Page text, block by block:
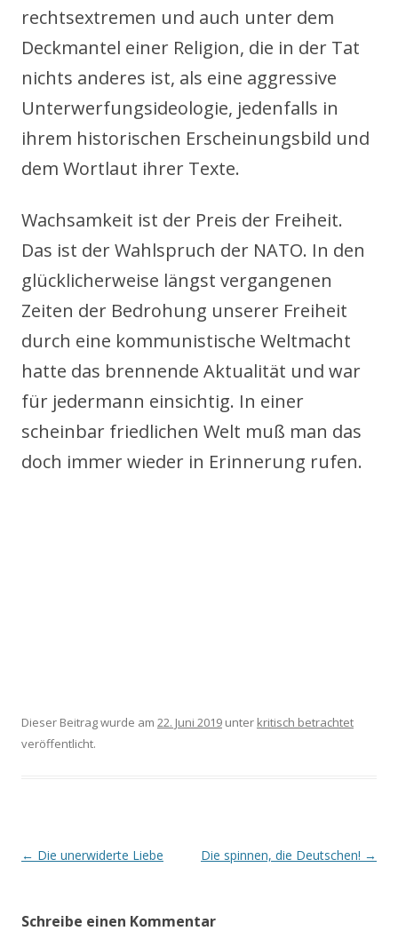
rechtsextremen und auch unter dem
Deckmantel einer Religion, die in der Tat
nichts anderes ist, als eine aggressive
Unterwerfungsideologie, jedenfalls in
ihrem historischen Erscheinungsbild und
dem Wortlaut ihrer Texte.
Wachsamkeit ist der Preis der Freiheit.
Das ist der Wahlspruch der NATO. In den
glücklicherweise längst vergangenen
Zeiten der Bedrohung unserer Freiheit
durch eine kommunistische Weltmacht
hatte das brennende Aktualität und war
für jedermann einsichtig. In einer
scheinbar friedlichen Welt muß man das
doch immer wieder in Erinnerung rufen.
Dieser Beitrag wurde am 22. Juni 2019 unter kritisch betrachtet
veröffentlicht.
Beitrags-
← Die unerwiderte Liebe Die spinnen, die Deutschen! →
Schreibe einen Kommentar